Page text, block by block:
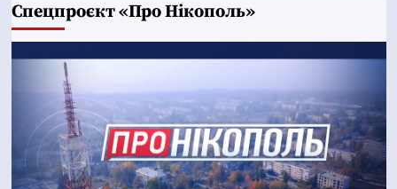
Cпецпроєкт «Про Нікополь»